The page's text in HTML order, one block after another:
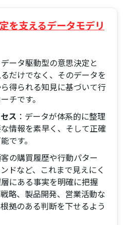
を支えるデータモデリ
データ駆動型の意思決定と
だけでなく、そのデータを
得られる知見に基づいて行
チです。
ス ：データが体系的に整理
情報を素早く、そして正確
です。
客の購買履歴や行動パター
ドなど、これまで見えにく
にある事実を明確に把握
略、製品開発、営業活動な
拠のある判断を下せるよう